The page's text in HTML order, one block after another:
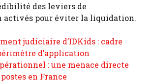
des leviers de
activés pour éviter la liquidation.
judiciaire d’IDKids : cadre
d’application
: une menace directe
en France